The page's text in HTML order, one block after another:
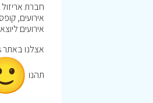
חברת
אירועים,
אירועים
אצלנו באתר Icoupons תוכלו להנות מהטבות וקופונים לרכישה באתר אריזול
תהנו